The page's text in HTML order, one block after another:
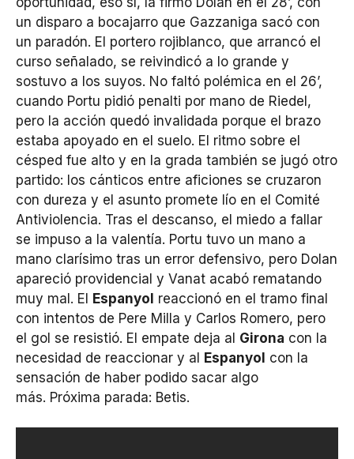
un disparo a bocajarro que Gazzaniga sacó con
un paradón. El portero rojiblanco, que arrancó el
curso señalado, se reivindicó a lo grande y
sostuvo a los suyos. No faltó polémica en el 26’,
cuando Portu pidió penalti por mano de Riedel,
pero la acción quedó invalidada porque el brazo
estaba apoyado en el suelo. El ritmo sobre el
césped fue alto y en la grada también se jugó otro
partido: los cánticos entre aficiones se cruzaron
con dureza y el asunto promete lío en el Comité
Antiviolencia. Tras el descanso, el miedo a fallar
se impuso a la valentía. Portu tuvo un mano a
mano clarísimo tras un error defensivo, pero Dolan
apareció providencial y Vanat acabó rematando
muy mal. El Espanyol reaccionó en el tramo final
con intentos de Pere Milla y Carlos Romero, pero
el gol se resistió. El empate deja al Girona con la
necesidad de reaccionar y al Espanyol con la
sensación de haber podido sacar algo
más. Próxima parada: Betis.